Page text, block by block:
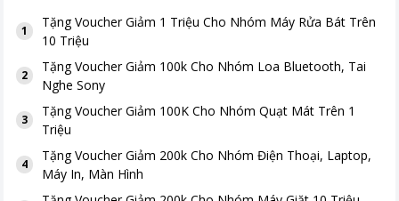
1
TặngVoucher Giảm 1 Triệu Cho Nhóm Máy Rửa Bát Trên
10 Triệu
2
TặngVoucher Giảm 100k Cho Nhóm Loa Bluetooth, Tai
Nghe Sony
3
TặngVoucher Giảm 100K Cho Nhóm Quạt Mát Trên 1
Triệu
4
TặngVoucher Giảm 200k Cho Nhóm Điện Thoại, Laptop,
Máy In, Màn Hình